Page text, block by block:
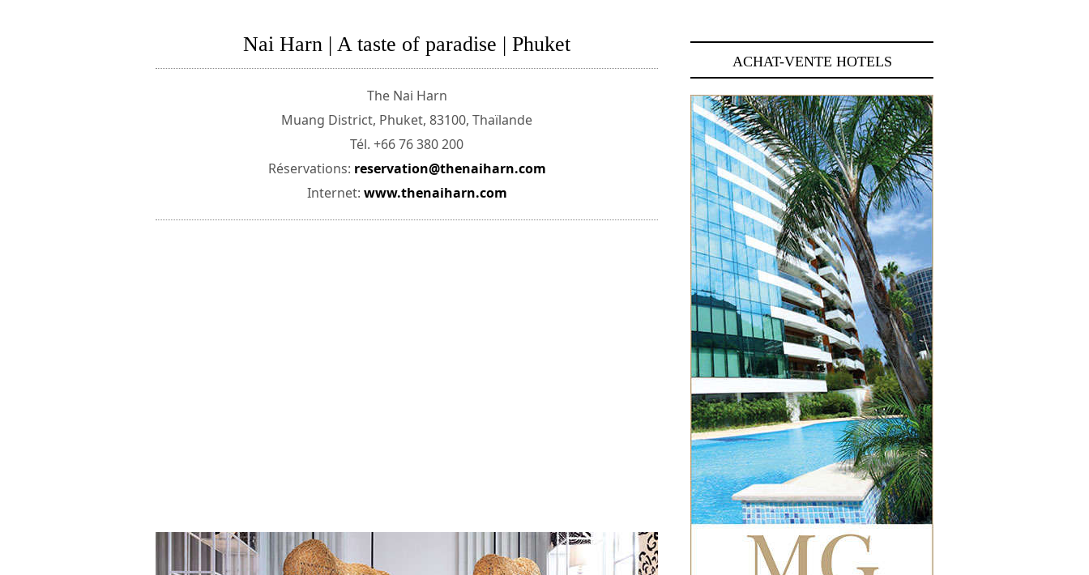
Nai Harn | A taste of paradise | Phuket
The Nai Harn
Muang District, Phuket, 83100, Thaïlande
Tél. +66 76 380 200
Réservations: reservation@thenaiharn.com
Internet: www.thenaiharn.com
ACHAT-VENTE HOTELS